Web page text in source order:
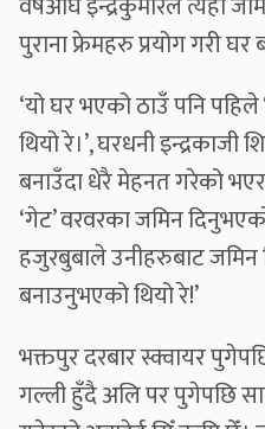
पुराना फ्रेमहरु प्रयोग गरी घर
‘यो घर भएको ठाउँ पनि
थियो रे।’, घरधनी
बनाउँदा धेरै मेहनत गरेको
‘गेट’ वरवरका जमिन
हजुरबुबाले उनीहरुबाट
बनाउनुभएको थियो रे!’
भक्तपुर दरबार स्क्वायर
गल्ली हुँदै अलि पर पुगेपछि